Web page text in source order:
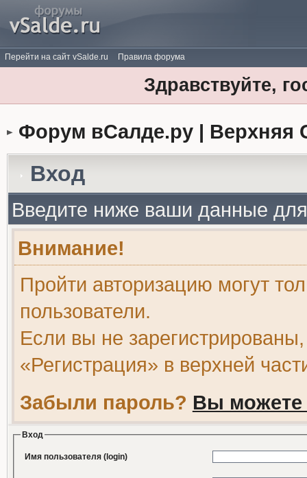
Перейти на сайт vSalde.ru Правила форума
Здравствуйте,
Форум вСалде.ру | Верхняя
Вход
Введите ниже ваши данные
Внимание!
Пройти авторизацию могут
пользователи.
Если вы не
«Регистрация» в верхней
Забыли пароль? Вы можете
Вход
Имя пользователя (login)